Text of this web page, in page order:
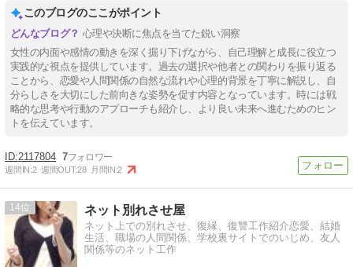
このブログのここがポイント
心理や決断に焦点を当てた鋭い洞察
女性の内面や感情の動きを深く掘り下げながら、自己理解と成長に役立つ
実践的な視点を提供しています。過去の選択や他者との関わりを振り返る
ことから、恋愛や人間関係の自然な流れや心理的背景を丁寧に解説し、自
分らしさを大切にした前向きな姿勢を促す内容となっています。時には戦
略的な思考や行動のアプローチも紹介し、より良い未来へ進むためのヒン
トを伝えています。
2117804 7
週間IN:2 週間OUT:28 月間IN:2
14 ネット別れさせ屋
ネット上での別れさせ、復縁、復讐工作紹介恋愛、結婚
生活、職場の人間関係、学校裏サイトでのいじめ、友人
関係等のネット工作